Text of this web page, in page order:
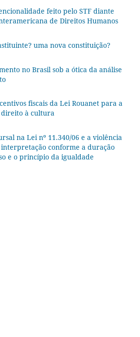
feito pelo STF diante
de Direitos Humanos
uma nova constituição?
no Brasil sob a ótica da análise
fiscais da Lei Rouanet para a
à cultura
na Lei nº 11.340/06 e a violência
conforme a duração
e o princípio da igualdade